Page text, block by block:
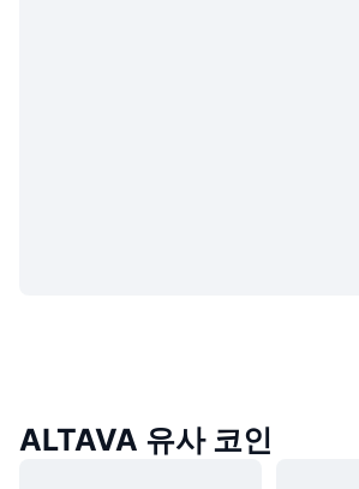
ALTAVA 유사 코인